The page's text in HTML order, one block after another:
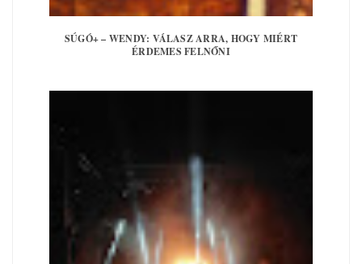
SÚGÓ+ – WENDY: VÁLASZ ARRA, HOGY MIÉRT
ÉRDEMES FELNŐNI